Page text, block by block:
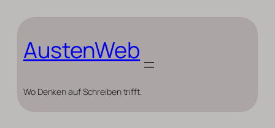
springen
AustenWeb
Wo Denken auf Schreiben trifft.